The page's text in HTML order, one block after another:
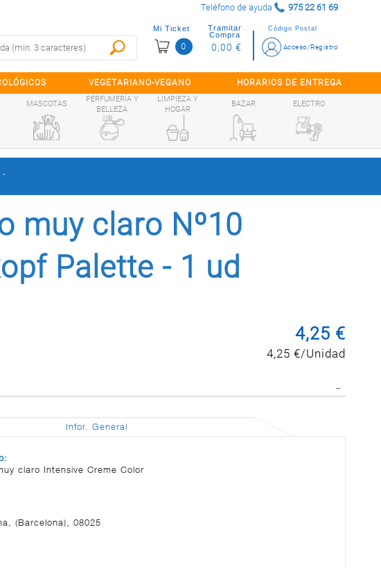
Teléfono de ayuda 975 22 61 69
Código Postal
Acceso/Registro
Mi Ticket
0
Tramitar
Compra
0,00 €
VEGETARIANO-VEGANO HORARIOS DE ENTREGA
MASCOTAS
PERFUMERÍA Y
BELLEZA
LIMPIEZA Y
HOGAR
BAZAR ELECTRO
.
muy claro Nº10
Palette - 1 ud
4,25 €
4,25 €/Unidad
Infor. General
claro Intensive Creme Color
(Barcelona), 08025